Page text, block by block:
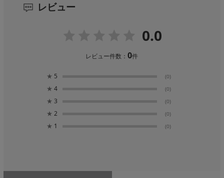
レビュー
0.0
レビュー件数：0件
★ 5 (0)
★ 4 (0)
★ 3 (0)
★ 2 (0)
★ 1 (0)